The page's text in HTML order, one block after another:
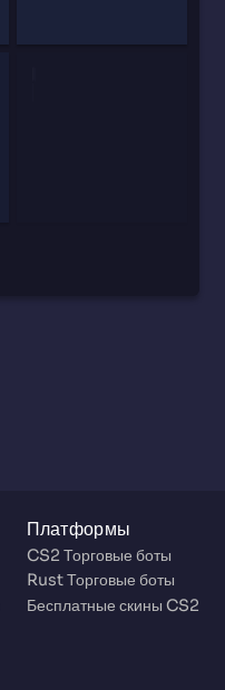
Платформы
CS2 Торговые боты
Rust Торговые боты
Бесплатные скины CS2